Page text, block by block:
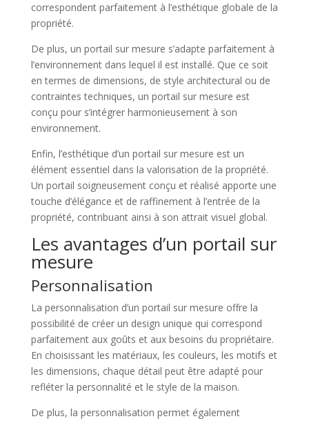
correspondent parfaitement à l’esthétique globale de la
propriété.
De plus, un portail sur mesure s’adapte parfaitement à
l’environnement dans lequel il est installé. Que ce soit
en termes de dimensions, de style architectural ou de
contraintes techniques, un portail sur mesure est
conçu pour s’intégrer harmonieusement à son
environnement.
Enfin, l’esthétique d’un portail sur mesure est un
élément essentiel dans la valorisation de la propriété.
Un portail soigneusement conçu et réalisé apporte une
touche d’élégance et de raffinement à l’entrée de la
propriété, contribuant ainsi à son attrait visuel global.
Les avantages d’un portail sur
mesure
Personnalisation
La personnalisation d’un portail sur mesure offre la
possibilité de créer un design unique qui correspond
parfaitement aux goûts et aux besoins du propriétaire.
En choisissant les matériaux, les couleurs, les motifs et
les dimensions, chaque détail peut être adapté pour
refléter la personnalité et le style de la maison.
De plus, la personnalisation permet également